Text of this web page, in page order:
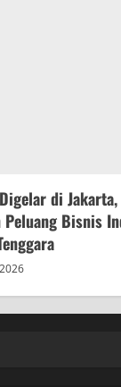
di
Peluang Bisnis